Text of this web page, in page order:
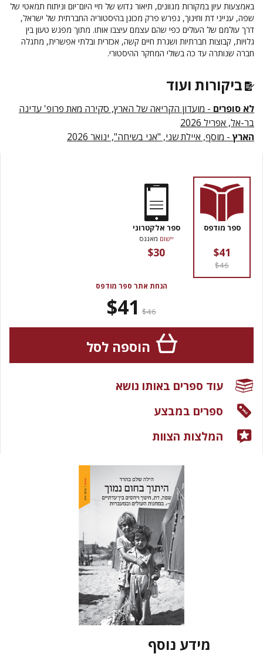
מידע נוסף
באמצעות עיון במקורות מגוונים, תיאור גדוש של חיי היום־יום וניתוח תמאטי של
שפה, ענייני דת וחינוך, נפרש פרק מכונן בהיסטוריה החברתית של ישראל,
דרך עולמם של העולים כפי שהם עצמם עיצבו אותו. מתוך מפגש טעון בין
גלויות, קבוצות חברתיות ושגרת חיים קשה, אכזרית ובלתי אפשרית, מתגלה
חברה שנותרה עד כה בשולי המחקר ההיסטורי.
ביקורות ועוד
לא סופרים - מועדון הקריאה של הארץ, סקירה מאת פרופ' עדינה
בר-אל, אפריל 2026
הארץ - מוסף, איילת שני, "אני בשיחה", ינואר 2026
ספר מודפס
$41
$46
ספר אלקטרוני
יישום מאגנס
$30
הנחת אתר ספר מודפס
$46
$41
הוספה לסל
עוד ספרים באותו נושא
ספרים במבצע
המלצות הצוות